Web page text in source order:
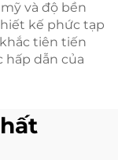
và độ bền
kế phức tạp
tiên tiến
hấp dẫn của